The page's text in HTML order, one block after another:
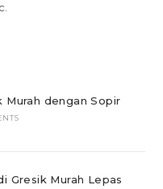
Murah dengan Sopir
Gresik Murah Lepas